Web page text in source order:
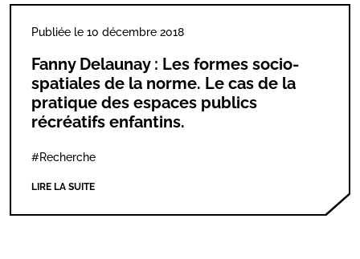
Publiée le 10 décembre 2018
Fanny Delaunay : Les formes socio-
spatiales de la norme. Le cas de la
pratique des espaces publics
récréatifs enfantins.
#Recherche
LIRE LA SUITE